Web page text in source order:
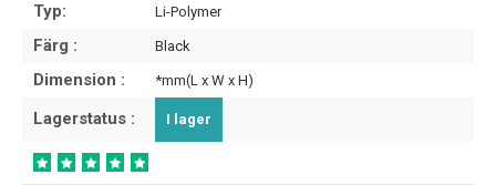
Typ: Li-Polymer
Färg : Black
Dimension : *mm(L x W x H)
Lagerstatus : I lager